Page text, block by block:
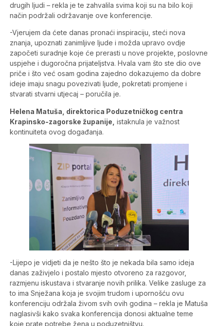
drugih ljudi – rekla je te zahvalila svima koji su na bilo koji
način podržali održavanje ove konferencije.
-Vjerujem da ćete danas pronaći inspiraciju, steći nova
znanja, upoznati zanimljive ljude i možda upravo ovdje
započeti suradnje koje će prerasti u nove projekte, poslovne
uspjehe i dugoročna prijateljstva. Hvala vam što ste dio ove
priče i što već osam godina zajedno dokazujemo da dobre
ideje imaju snagu povezivati ljude, pokretati promjene i
stvarati stvarni utjecaj – poručila je.
Helena Matuša, direktorica Poduzetničkog centra
Krapinsko-zagorske županije, istaknula je važnost
kontinuiteta ovog događanja.
-Lijepo je vidjeti da je nešto što je nekada bila samo ideja
danas zaživjelo i postalo mjesto otvoreno za razgovor,
razmjenu iskustava i stvaranje novih prilika. Velike zasluge za
to ima Snježana koja je svojim trudom i upornošću ovu
konferenciju održala živom svih ovih godina – rekla je Matuša
naglasivši kako svaka konferencija donosi aktualne teme
koje prate potrebe žena u poduzetništvu.